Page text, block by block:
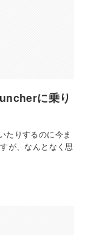
に乗り
たりするのに今ま
が、なんとなく思